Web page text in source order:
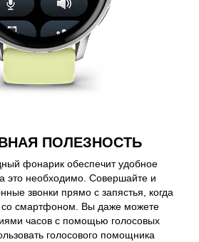
ПОЛЕЗНОСТЬ
фонарик обеспечит удобное
это необходимо. Совершайте и
звонки прямо с запястья, когда
смартфоном. Вы даже можете
часов с помощью голосовых
голосового помощника